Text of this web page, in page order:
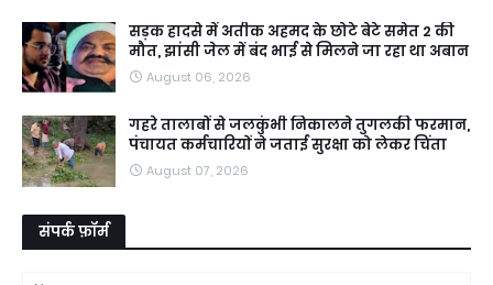
सड़क हादसे में अतीक अहमद के छोटे बेटे समेत 2 की
मौत, झांसी जेल में बंद भाई से मिलने जा रहा था अबान
August 06, 2026
गहरे तालाबों से जलकुंभी निकालने तुगलकी फरमान,
पंचायत कर्मचारियों ने जताई सुरक्षा को लेकर चिंता
August 07, 2026
संपर्क फ़ॉर्म